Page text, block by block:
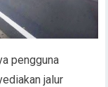
pengguna
jalur